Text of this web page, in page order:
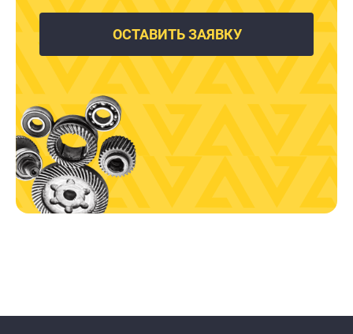
ОСТАВИТЬ ЗАЯВКУ